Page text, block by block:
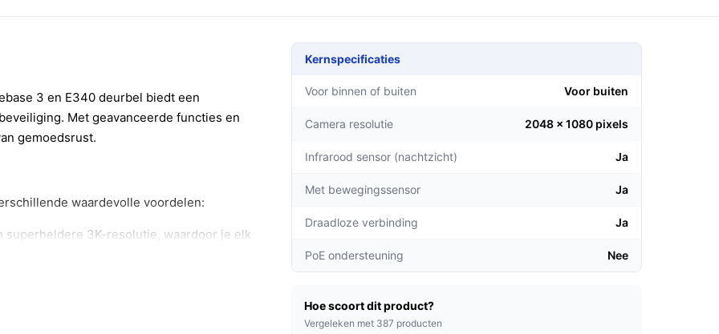
3 en E340 deurbel biedt een
Met geavanceerde functies en
gemoedsrust.
waardevolle voordelen:
superheldere 3K-resolutie, waardoor je elk
is.
Kernspecificaties
Voor binnen of buiten Voor buiten
Camera resolutie 2048 x 1080 pixels
Infrarood sensor (nachtzicht) Ja
Met bewegingssensor Ja
Draadloze verbinding Ja
PoE ondersteuning Nee
Hoe scoort dit product?
Vergeleken met 387 producten